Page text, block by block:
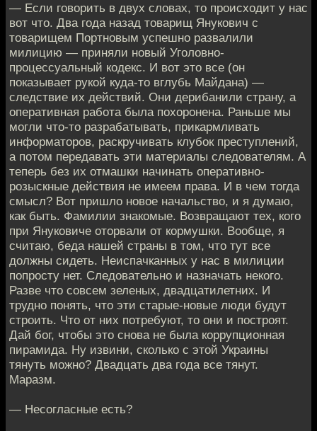
— Если говорить в двух словах, то происходит у нас
вот что. Два года назад товарищ Янукович с
товарищем Портновым успешно развалили
милицию — приняли новый Уголовно-
процессуальный кодекс. И вот это все (он
показывает рукой куда-то вглубь Майдана) —
следствие их действий. Они дерибанили страну, а
оперативная работа была похоронена. Раньше мы
могли что-то разрабатывать, прикармливать
информаторов, раскручивать клубок преступлений,
а потом передавать эти материалы следователям. А
теперь без их отмашки начинать оперативно-
розыскные действия не имеем права. И в чем тогда
смысл? Вот пришло новое начальство, и я думаю,
как быть. Фамилии знакомые. Возвращают тех, кого
при Януковиче оторвали от кормушки. Вообще, я
считаю, беда нашей страны в том, что тут все
должны сидеть. Неиспачканных у нас в милиции
попросту нет. Следовательно и назначать некого.
Разве что совсем зеленых, двадцатилетних. И
трудно понять, что эти старые-новые люди будут
строить. Что от них потребуют, то они и построят.
Дай бог, чтобы это снова не была коррупционная
пирамида. Ну извини, сколько с этой Украины
тянуть можно? Двадцать два года все тянут.
Маразм.
— Несогласные есть?